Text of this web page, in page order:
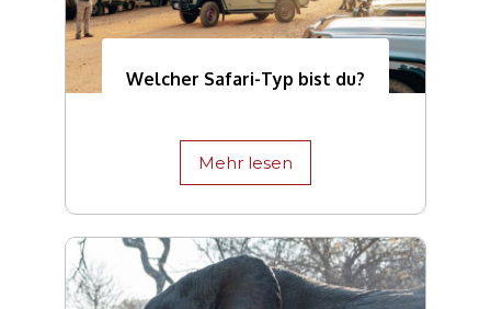
Welcher Safari-Typ bist du?
Mehr lesen